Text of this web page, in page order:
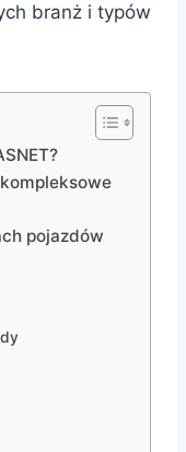
branż i typów
pojazdów